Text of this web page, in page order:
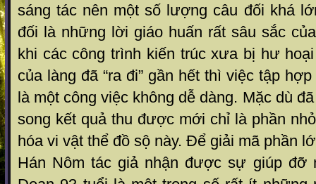
sáng tác nên một số lượng câu đối khá
đối là những lời giáo huấn rất sâu sắc
khi các công trình kiến trúc xưa bị hư
của làng đã “ra đi” gần hết thì việc tập
là một công việc không dễ dàng. Mặc dù
song kết quả thu được mới chỉ là phần
hóa vi vật thể đồ sộ này. Để giải mã phần
Hán Nôm tác giả nhận được sự giúp đỡ